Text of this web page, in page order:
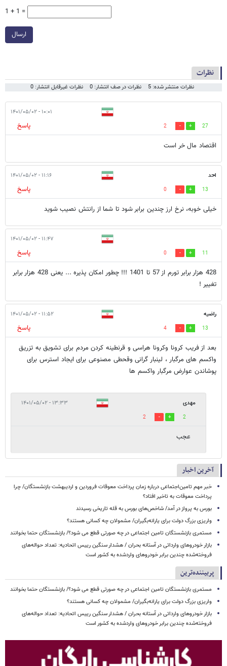
1 + 1 =
ارسال
نظرات
نظرات منتشر شده: 5 نظرات در صف انتشار: 0 نظرات غیرقابل انتشار: 0
۱۰:۰۱ - ۱۴۰۱/۰۵/۰۲
27
2
پاسخ
اقتصاد مال خر است
احد ۱۱:۱۶ - ۱۴۰۱/۰۵/۰۲
13
0
پاسخ
خیلی خوبه، نرخ ارز چندین برابر شود تا شما از رانتش نصیب شوید
۱۱:۴۷ - ۱۴۰۱/۰۵/۰۲
11
0
پاسخ
428 هزار برابر تورم از 57 تا 1401 !!! چطور امکان پذیره ... یعنی 428 هزار برابر
تغییر !
راضیه ۱۱:۵۲ - ۱۴۰۱/۰۵/۰۲
13
4
پاسخ
بعد از فریب کرونا وکرونا هراسی و قرنطینه کردن مردم برای تشویق به تزریق
واکسم های مرگبار ، لینبار گرانی وقحطی مصنوعی برای ایجاد استرس برای
پوشاندن عوارض مرگبار واکسم ها
مهدی ۱۳:۳۳ - ۱۴۰۱/۰۵/۰۲
2
2
عجب
آخرین اخبار
خبر مهم تامین‌اجتماعی درباره زمان پرداخت معوقات فروردین و اردیبهشت بازنشستگان/ چرا
پرداخت معوقات به تاخیر افتاد؟
بورس به پرواز در آمد/ شاخص‌های بورس به قله تاریخی رسیدند
واریزی بزرگ دولت برای یارانه‌بگیران/ مشمولان چه کسانی هستند؟
مستمری بازنشستگان تامین اجتماعی در چه صورتی قطع می شود؟/ بازنشستگان حتما بخوانند
بازار خودروهای وارداتی در آستانه بحران / هشدار سنگین رییس اتحادیه: تعداد حواله‌های
فروخته‌شده چندین برابر خودروهای واردشده به کشور است
پربیننده‌ترین
مستمری بازنشستگان تامین اجتماعی در چه صورتی قطع می شود؟/ بازنشستگان حتما بخوانند
واریزی بزرگ دولت برای یارانه‌بگیران/ مشمولان چه کسانی هستند؟
بازار خودروهای وارداتی در آستانه بحران / هشدار سنگین رییس اتحادیه: تعداد حواله‌های
فروخته‌شده چندین برابر خودروهای واردشده به کشور است